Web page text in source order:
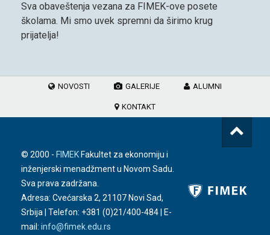
Sva obaveštenja vezana za FIMEK-ove posete
školama. Mi smo uvek spremni da širimo krug
prijatelja!
NOVOSTI GALERIJE ALUMNI
KONTAKT
© 2000 - FIMEK Fakultet za ekonomiju i
inženjerski menadžment u Novom Sadu.
Sva prava zadržana.
Adresa: Cvećarska 2, 21107 Novi Sad,
Srbija | Telefon: +381 (0)21/400-484 | E-
mail: info@fimek.edu.rs